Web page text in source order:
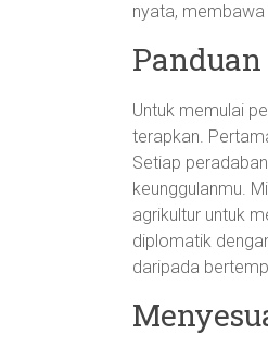
nyata,
Untuk memulai
terapkan.
Setiap
keunggulanmu.
agrikultur untuk
diplomatik
daripada